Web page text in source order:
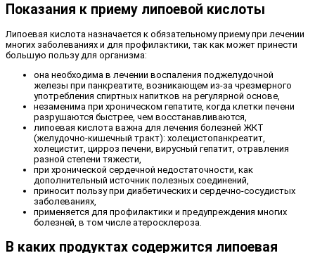
Показания к приему липоевой кислоты
Липоевая кислота назначается к обязательному приему при лечении
многих заболеваниях и для профилактики, так как может принести
большую пользу для организма:
она необходима в лечении воспаления поджелудочной
железы при панкреатите, возникающем из-за чрезмерного
употребления спиртных напитков на регулярной основе,
незаменима при хроническом гепатите, когда клетки печени
разрушаются быстрее, чем восстанавливаются,
липоевая кислота важна для лечения болезней ЖКТ
(желудочно-кишечный тракт): холецистопанкреатит,
холецистит, цирроз печени, вирусный гепатит, отравления
разной степени тяжести,
при хронической сердечной недостаточности, как
дополнительный источник полезных соединений,
приносит пользу при диабетических и сердечно-сосудистых
заболеваниях,
применяется для профилактики и предупреждения многих
болезней, в том числе атеросклероза.
В каких продуктах содержится липоевая